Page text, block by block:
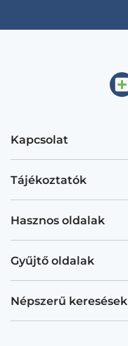
Kapcsolat
Tájékoztatók
Hasznos oldalak
Gyűjtő oldalak
Népszerű keresések